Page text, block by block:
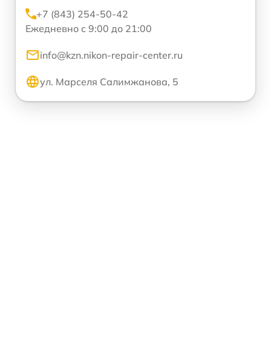
+7 (843) 254-50-42
Ежедневно с 9:00 до 21:00
info@kzn.nikon-repair-center.ru
ул. Марселя Салимжанова, 5